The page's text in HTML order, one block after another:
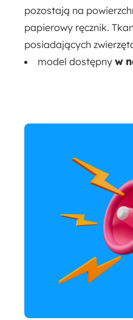
pozostają na
papierowy ręcznik.
posiadających
model dostępny w